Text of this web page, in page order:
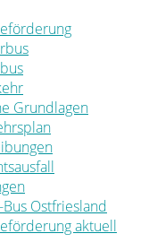
Grundlagen
Bus Ostfriesland
aktuell